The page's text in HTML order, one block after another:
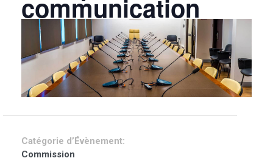
communication
Catégorie d’Évènement:
Commission